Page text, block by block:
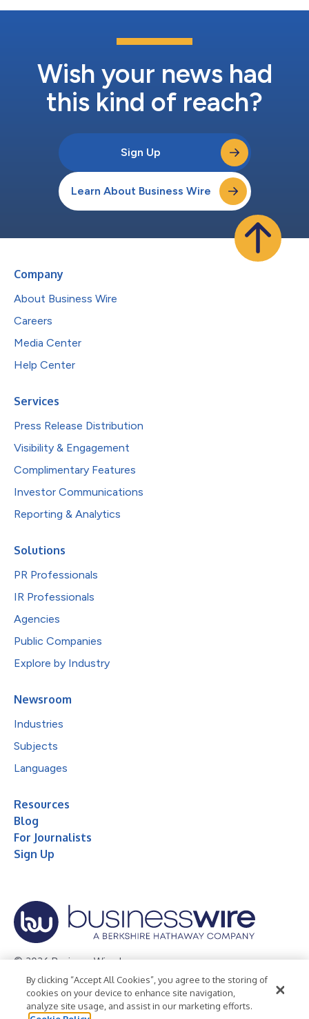
Wish your news had
this kind of reach?
Sign Up
Learn About Business Wire
Company
About Business Wire
Careers
Media Center
Help Center
Services
Press Release Distribution
Visibility & Engagement
Complimentary Features
Investor Communications
Reporting & Analytics
Solutions
PR Professionals
IR Professionals
Agencies
Public Companies
Explore by Industry
Newsroom
Industries
Subjects
Languages
Resources
Blog
For Journalists
Sign Up
© 2026 Business Wire, Inc.
Privacy Policy Cookie Policy
Accessibility Statement
Terms of Use
Legal
By clicking “Accept All Cookies”, you agree to the storing of
cookies on your device to enhance site navigation,
analyze site usage, and assist in our marketing efforts.